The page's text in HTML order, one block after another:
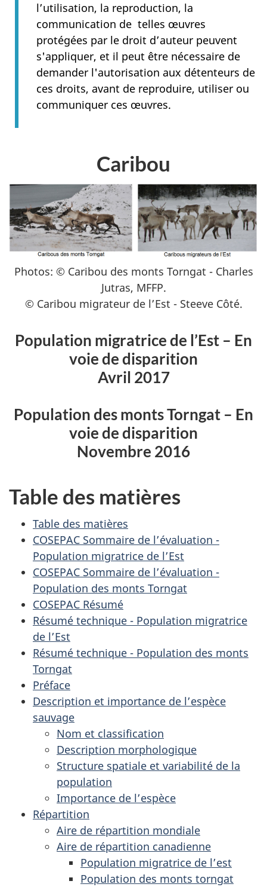
l’utilisation, la reproduction, la
communication de telles œuvres
protégées par le droit d’auteur peuvent
s'appliquer, et il peut être nécessaire de
demander l'autorisation aux détenteurs de
ces droits, avant de reproduire, utiliser ou
communiquer ces œuvres.
Caribou
Photos: © Caribou des monts Torngat - Charles
Jutras, MFFP.
© Caribou migrateur de l’Est - Steeve Côté.
Population migratrice de l’Est – En
voie de disparition
Avril 2017
Population des monts Torngat – En
voie de disparition
Novembre 2016
Table des matières
Table des matières
COSEPAC Sommaire de l’évaluation -
Population migratrice de l’Est
COSEPAC Sommaire de l’évaluation -
Population des monts Torngat
COSEPAC Résumé
Résumé technique - Population migratrice
de l’Est
Résumé technique - Population des monts
Torngat
Préface
Description et importance de l’espèce
sauvage
Nom et classification
Description morphologique
Structure spatiale et variabilité de la
population
Importance de l’espèce
Répartition
Aire de répartition mondiale
Aire de répartition canadienne
Population migratrice de l’est
Population des monts torngat